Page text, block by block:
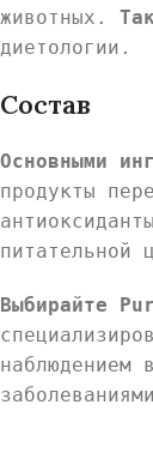
животных.
диетологии.
Состав
Основными
продукты
питательной
Выбирайте
наблюдением